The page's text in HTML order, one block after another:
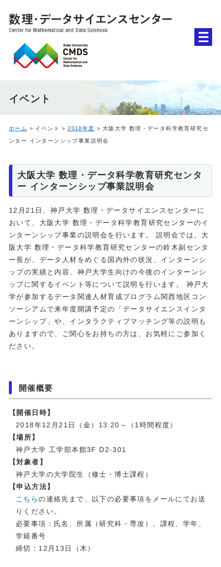
イベント
ホーム > イベント >2018年度 > 大阪大学 数理・データ科学教育研究セ
ンター インターンシップ事業説明会
大阪大学 数理・データ科学教育研究センタ
ー インターンシップ事業説明会
12月21日、神戸大学 数理・データサイエンスセンターに
おいて、大阪大学 数理・データ科学教育研究センターのイ
ンターンシップ事業の説明会を行います。 説明会では、大
阪大学 数理・データ科学教育研究センターの鈴木副センタ
ー長が、データ人材をめぐる国内外の状況、インターンシ
ップの実績と内容、神戸大学生向けの今後のインターンシ
ップに関するイベント等について説明を行います。 神戸大
学が参加するデータ関連人材育成プログラム関西地区コン
ソーシアムで来年度開講予定の「データサイエンスインタ
ーンシップ」や、インタラクティブマッチング等の説明も
ありますので、ご関心をお持ちの方は、お気軽にご参加く
ださい。
開催概要
【開催日時】
2018年12月21日（金）13:20～（1時間程度）
【場所】
神戸大学 工学部本館3F D2-301
【対象者】
神戸大学の大学院生（修士・博士課程）
【申込方法】
こちらの連絡先まで、以下の必要事項をメールにてお送
りください。
必要事項：氏名、所属（研究科・専攻）、課程、学年、
学籍番号
締切：12月13日（木）